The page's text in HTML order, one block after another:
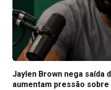
Jaylen Brown nega saída
aumentam pressão